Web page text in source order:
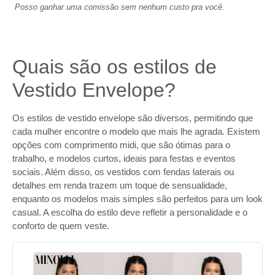
Posso ganhar uma comissão sem nenhum custo pra você.
Quais são os estilos de
Vestido Envelope?
Os estilos de vestido envelope são diversos, permitindo que
cada mulher encontre o modelo que mais lhe agrada. Existem
opções com comprimento midi, que são ótimas para o
trabalho, e modelos curtos, ideais para festas e eventos
sociais. Além disso, os vestidos com fendas laterais ou
detalhes em renda trazem um toque de sensualidade,
enquanto os modelos mais simples são perfeitos para um look
casual. A escolha do estilo deve refletir a personalidade e o
conforto de quem veste.